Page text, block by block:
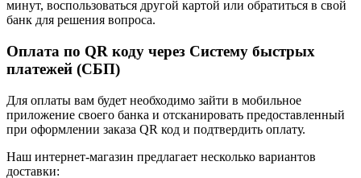
минут, воспользоваться другой картой или обратиться в свой
банк для решения вопроса.
Оплата по QR коду через Систему быстрых
платежей (СБП)
Для оплаты вам будет необходимо зайти в мобильное
приложение своего банка и отсканировать предоставленный
при оформлении заказа QR код и подтвердить оплату.
Наш интернет-магазин предлагает несколько вариантов
доставки: